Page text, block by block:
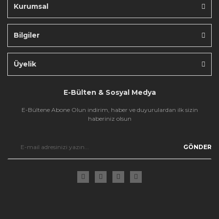
Kurumsal
Bilgiler
Üyelik
E-Bülten & Sosyal Medya
E-Bültene Abone Olun indirim, haber ve duyurulardan ilk sizin
haberiniz olsun
GÖNDER